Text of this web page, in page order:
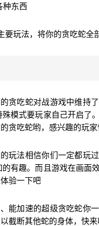
种东西
要玩法，将你的贪吃蛇全
贪吃蛇对战游戏中维持
模式要玩家自己开启了
贪吃蛇哟，感兴趣的玩
玩法相信你们一定都玩
有趣。而且游戏在画面
验一下吧
能加速的超级贪吃蛇你
截断其他蛇的身体，快